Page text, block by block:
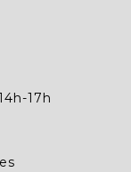
17h